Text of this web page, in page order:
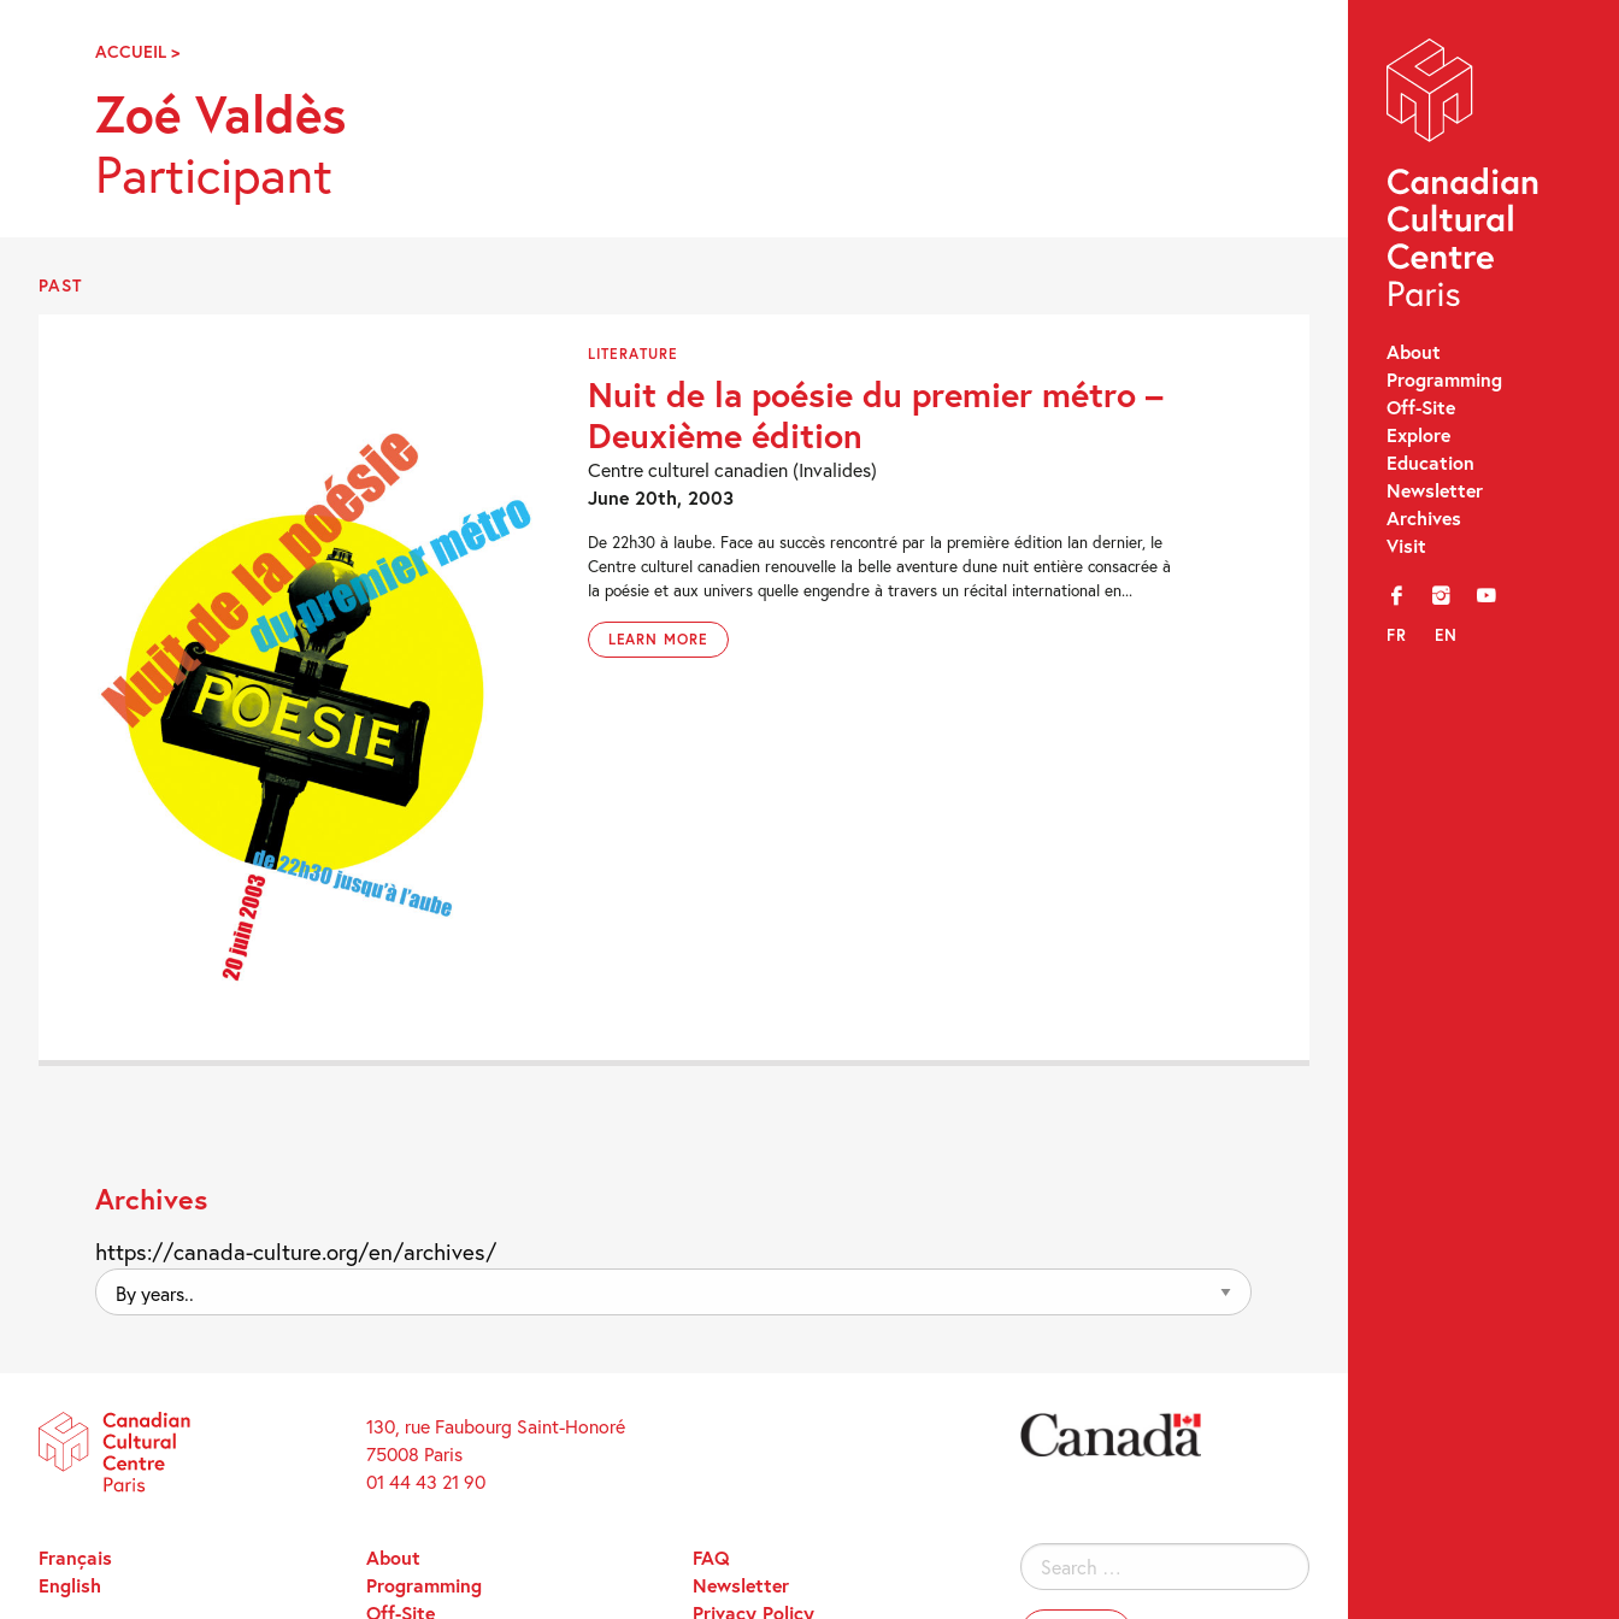
Navigation
About
Programming
Off-Site
Explore
Education
Newsletter
Archives
Visit
f i y
FR EN
ACCUEIL >ZOÉ
Zoé Valdès
Participant
PAST
LITERATURE
Nuit de la poésie du premier métro –
Deuxième édition
Centre culturel canadien (Invalides)
June 20th, 2003
De 22h30 à laube. Face au succès rencontré par la première édition lan dernier, le
Centre culturel canadien renouvelle la belle aventure dune nuit entière consacrée à
la poésie et aux univers quelle engendre à travers un récital international en...
LEARN MORE
Archives
https://canada-culture.org/en/archives/
By
years..
130, rue Faubourg Saint-Honoré
75008 Paris
01 44 43 21 90
Search
for:
About
Programming
Off-Site
FAQ
Newsletter
Privacy Policy
Français
English